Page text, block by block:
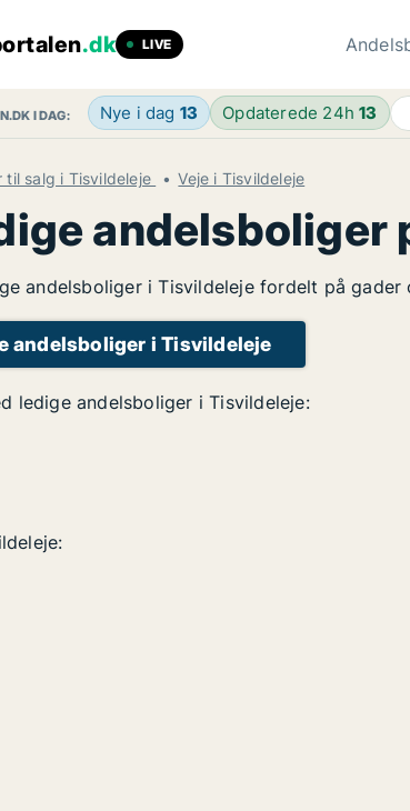
.dk LIVE
I DAG: Nye i dag 13 Opdaterede 24h13
til salg i Tisvildeleje Veje i Tisvildeleje
andelsboliger
andelsboliger i Tisvildeleje fordelt på
andelsboliger i Tisvildeleje
ledige andelsboliger i Tisvildeleje: